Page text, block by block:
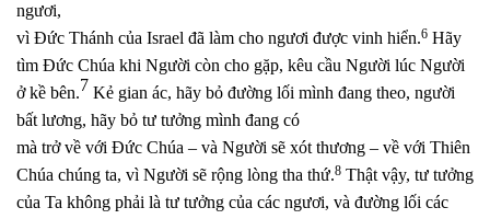
ngươi,
vì Đức Thánh của Israel đã làm cho ngươi được vinh hiển.6 Hãy
tìm Đức Chúa khi Người còn cho gặp, kêu cầu Người lúc Người
ở kề bên.7 Kẻ gian ác, hãy bỏ đường lối mình đang theo, người
bất lương, hãy bỏ tư tưởng mình đang có
mà trở về với Đức Chúa – và Người sẽ xót thương – về với Thiên
Chúa chúng ta, vì Người sẽ rộng lòng tha thứ.8 Thật vậy, tư tưởng
của Ta không phải là tư tưởng của các ngươi, và đường lối các